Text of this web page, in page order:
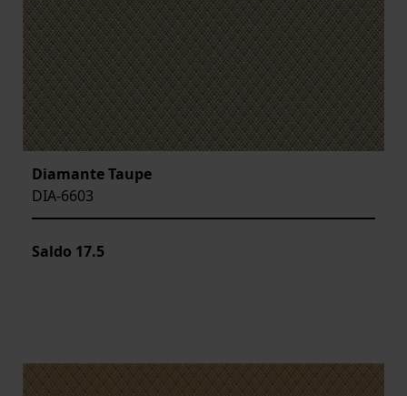
Diamante Taupe
DIA-6603
Saldo 17.5